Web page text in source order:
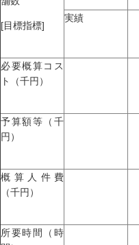
[目標指標]
実績
必要概算コス
ト（千円）
予算額等（千
円）
概算人件費
（千円）
所要時間（時